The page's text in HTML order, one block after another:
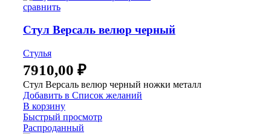
сравнить
Стул Версаль велюр черный
Стулья
7910,00 ₽
Стул Версаль велюр черный ножки металл
Добавить в Список желаний
В корзину
Быстрый просмотр
Распроданный